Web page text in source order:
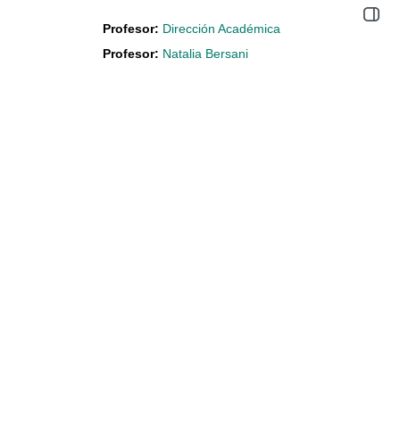
Abrir
Profesor: Dirección Académica
Profesor: Natalia Bersani